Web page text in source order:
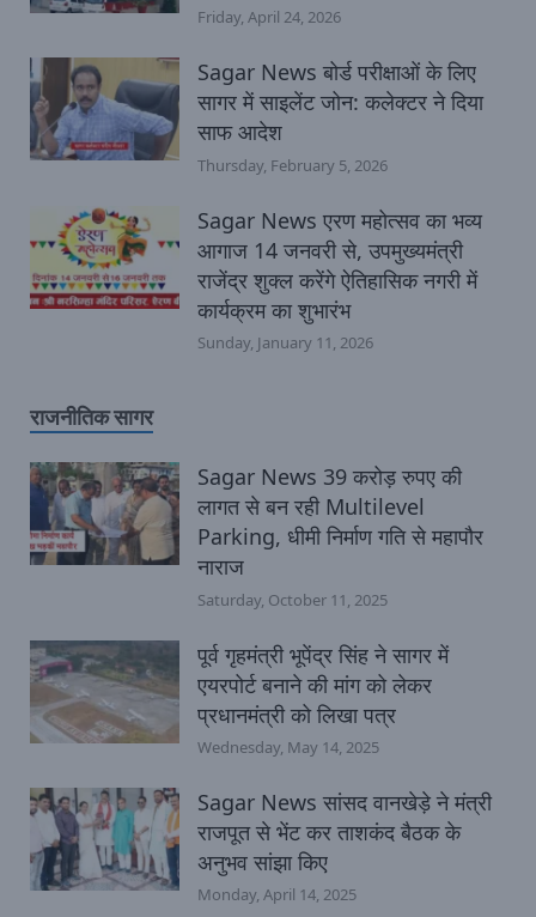
Friday, April 24, 2026
Sagar News बोर्ड परीक्षाओं के लिए
सागर में साइलेंट जोन: कलेक्टर ने दिया
साफ आदेश
Thursday, February 5, 2026
Sagar News एरण महोत्सव का भव्य
आगाज 14 जनवरी से, उपमुख्यमंत्री
राजेंद्र शुक्ल करेंगे ऐतिहासिक नगरी में
कार्यक्रम का शुभारंभ
Sunday, January 11, 2026
राजनीतिक सागर
Sagar News 39 करोड़ रुपए की
लागत से बन रही Multilevel
Parking, धीमी निर्माण गति से महापौर
नाराज
Saturday, October 11, 2025
पूर्व गृहमंत्री भूपेंद्र सिंह ने सागर में
एयरपोर्ट बनाने की मांग को लेकर
प्रधानमंत्री को लिखा पत्र
Wednesday, May 14, 2025
Sagar News सांसद वानखेड़े ने मंत्री
राजपूत से भेंट कर ताशकंद बैठक के
अनुभव सांझा किए
Monday, April 14, 2025